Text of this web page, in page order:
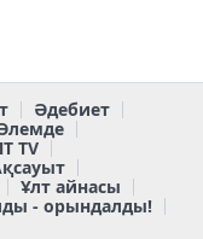
Әдебиет
TV
Ұлт айнасы
- орындалды!